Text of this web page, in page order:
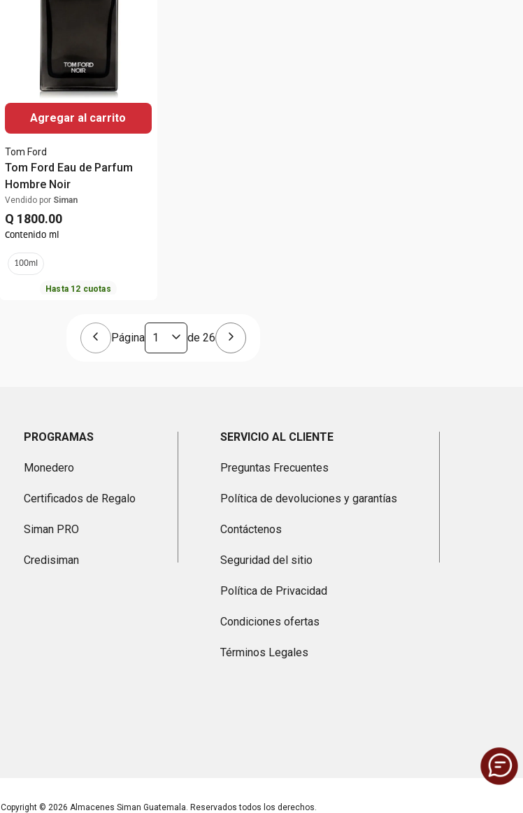
Agregar al carrito
Tom Ford
Tom Ford Eau de Parfum
Hombre Noir
Vendido por Siman
Q 1800.00
Contenido ml
100ml
Hasta 12 cuotas
Página de 26
PROGRAMAS
Monedero
Certificados de Regalo
Siman PRO
Credisiman
SERVICIO AL CLIENTE
Preguntas Frecuentes
Política de devoluciones y garantías
Contáctenos
Seguridad del sitio
Política de Privacidad
Condiciones ofertas
Términos Legales
Copyright © 2026 Almacenes Siman Guatemala. Reservados todos los derechos.